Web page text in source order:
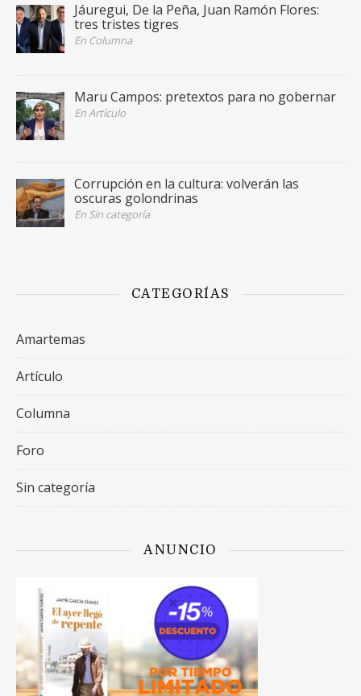
Jáuregui, De la Peña, Juan Ramón Flores:
tres tristes tigres
En Columna
Maru Campos: pretextos para no gobernar
En Artículo
Corrupción en la cultura: volverán las
oscuras golondrinas
En Sin categoría
CATEGORÍAS
Amartemas
Artículo
Columna
Foro
Sin categoría
ANUNCIO